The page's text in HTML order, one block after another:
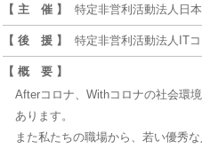
【 主 催 】 特定非営利活動法人日
【 後 援 】 特定非営利活動法人IT
【 概 要 】
Afterコロナ、Withコロナの社会環
あります。
また私たちの職場から、若い優秀